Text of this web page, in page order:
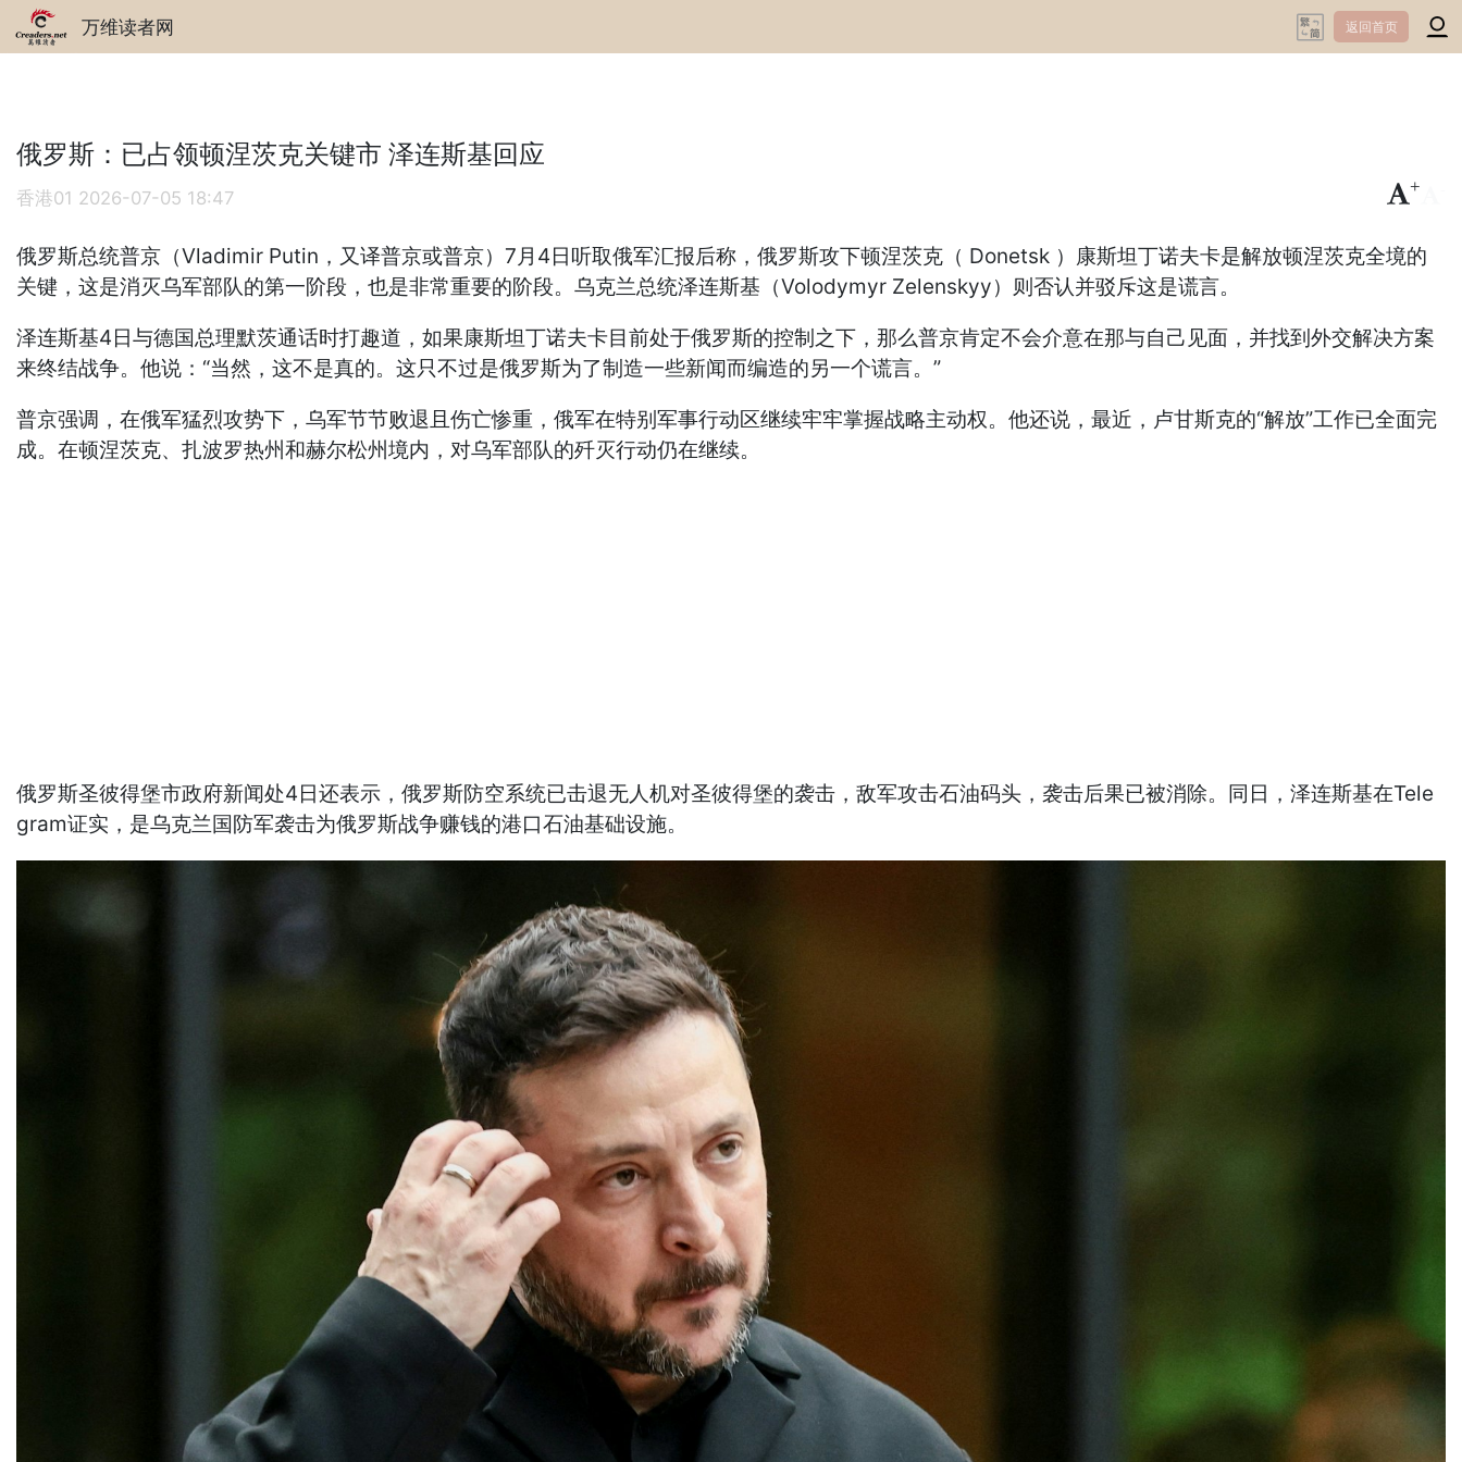
万维读者网 返回首页
俄罗斯：已占领顿涅茨克关键市 泽连斯基回应
香港01 2026-07-05 18:47
+
俄罗斯总统普京（Vladimir Putin，又译普京或普京）7月4日听取俄军汇报后称，俄罗斯攻下顿涅茨克（ Donetsk ）康斯坦丁诺夫卡是解放顿涅茨克全境的
关键，这是消灭乌军部队的第一阶段，也是非常重要的阶段。乌克兰总统泽连斯基（Volodymyr Zelenskyy）则否认并驳斥这是谎言。
泽连斯基4日与德国总理默茨通话时打趣道，如果康斯坦丁诺夫卡目前处于俄罗斯的控制之下，那么普京肯定不会介意在那与自己见面，并找到外交解决方案
来终结战争。他说：“当然，这不是真的。这只不过是俄罗斯为了制造一些新闻而编造的另一个谎言。”
普京强调，在俄军猛烈攻势下，乌军节节败退且伤亡惨重，俄军在特别军事行动区继续牢牢掌握战略主动权。他还说，最近，卢甘斯克的“解放”工作已全面完
成。在顿涅茨克、扎波罗热州和赫尔松州境内，对乌军部队的歼灭行动仍在继续。
俄罗斯圣彼得堡市政府新闻处4日还表示，俄罗斯防空系统已击退无人机对圣彼得堡的袭击，敌军攻击石油码头，袭击后果已被消除。同日，泽连斯基在Tele
gram证实，是乌克兰国防军袭击为俄罗斯战争赚钱的港口石油基础设施。